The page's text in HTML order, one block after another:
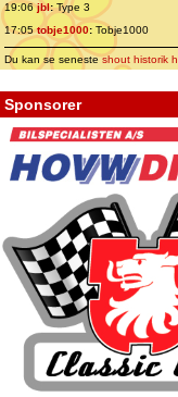
19:06jbl:Type 3
17:05tobje1000: Tobje1000
Du kan se senesteshout historik
Sponsorer